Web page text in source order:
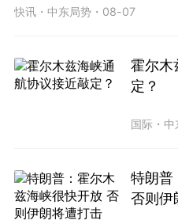
快讯・ 中东局势・ 08-07
霍尔木
定？
国际 ・ 中
特朗普
否则伊